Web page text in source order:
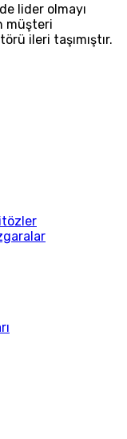
lider olmayı
müşteri
ileri taşımıştır.